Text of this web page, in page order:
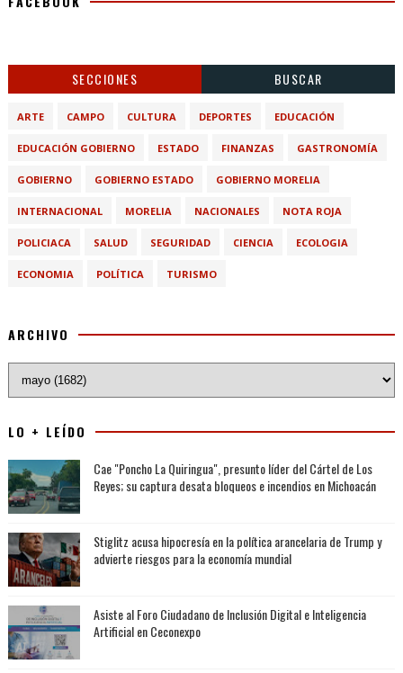
SECCIONES BUSCAR
ARTE CAMPO CULTURA DEPORTES EDUCACIÓN
EDUCACIÓN GOBIERNO ESTADO FINANZAS GASTRONOMÍA
GOBIERNO GOBIERNO ESTADO GOBIERNO MORELIA
INTERNACIONAL MORELIA NACIONALES NOTA ROJA
POLICIACA SALUD SEGURIDAD CIENCIA ECOLOGIA
ECONOMIA POLÍTICA TURISMO
ARCHIVO
LO + LEÍDO
Cae "Poncho La Quiringua", presunto líder del Cártel de Los
Reyes; su captura desata bloqueos e incendios en Michoacán
Stiglitz acusa hipocresía en la política arancelaria de Trump y
advierte riesgos para la economía mundial
Asiste al Foro Ciudadano de Inclusión Digital e Inteligencia
Artificial en Ceconexpo